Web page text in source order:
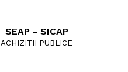
SEAP - SICAP
ACHIZITII PUBLICE